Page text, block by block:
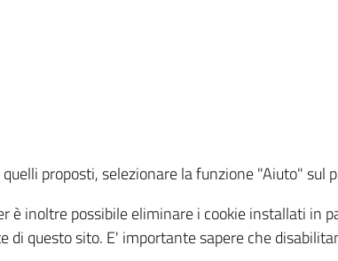
proposti, selezionare la funzione "Aiuto"
è inoltre possibile eliminare i cookie installati in
di questo sito. E' importante sapere che